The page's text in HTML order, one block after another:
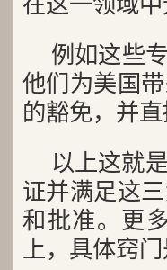
例如这些
他们为美国
的豁免，并直
以上这就
证并满足这
和批准。更
上，具体窍门